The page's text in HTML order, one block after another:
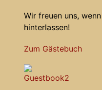
Wir freuen uns,
hinterlassen!
Zum Gästebuch